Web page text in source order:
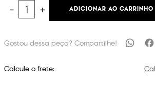
＋
－ ADICIONAR AO CARRINHO
Calcule o frete: